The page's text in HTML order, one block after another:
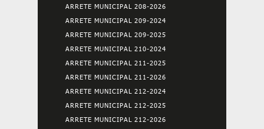
ARRETE MUNICIPAL 208-2026
ARRETE MUNICIPAL 209-2024
ARRETE MUNICIPAL 209-2025
ARRETE MUNICIPAL 210-2024
ARRETE MUNICIPAL 211-2025
ARRETE MUNICIPAL 211-2026
ARRETE MUNICIPAL 212-2024
ARRETE MUNICIPAL 212-2025
ARRETE MUNICIPAL 212-2026